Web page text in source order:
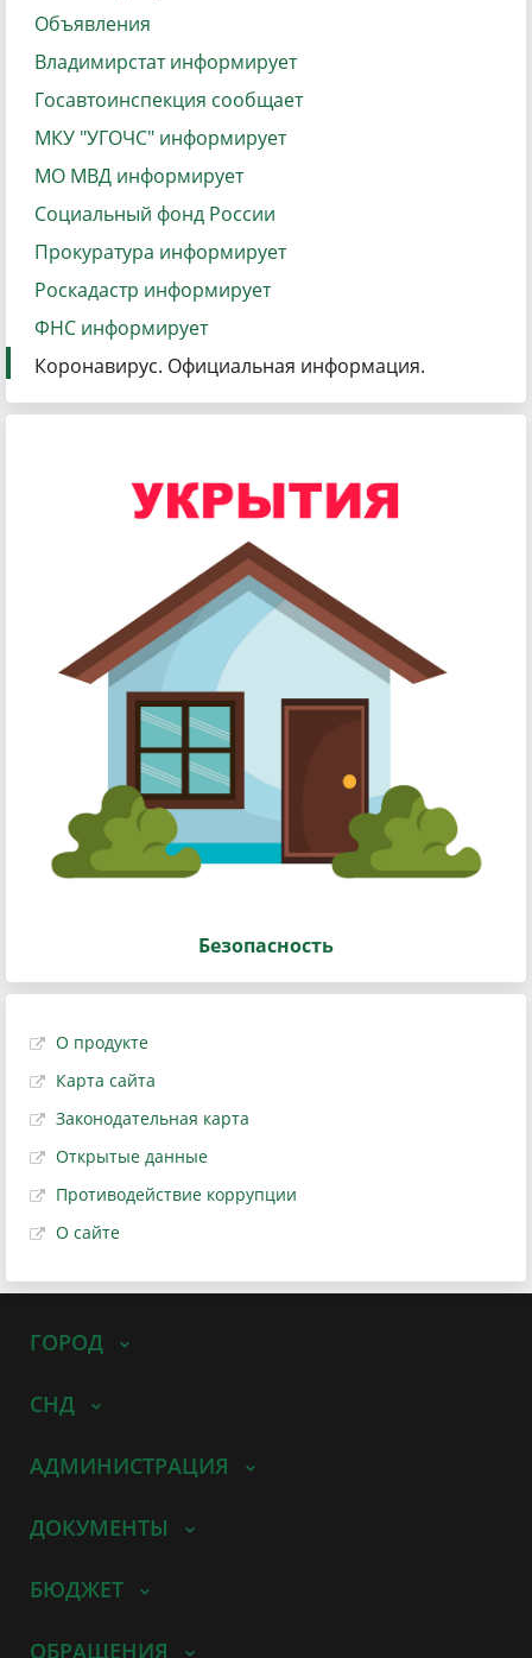
Объявления
Владимирстат информирует
Госавтоинспекция сообщает
МКУ "УГОЧС" информирует
МО МВД информирует
Социальный фонд России
Прокуратура информирует
Роскадастр информирует
ФНС информирует
Коронавирус. Официальная информация.
Безопасность
О продукте
Карта сайта
Законодательная карта
Открытые данные
Противодействие коррупции
О сайте
ГОРОД
СНД
АДМИНИСТРАЦИЯ
ДОКУМЕНТЫ
БЮДЖЕТ
ОБРАЩЕНИЯ